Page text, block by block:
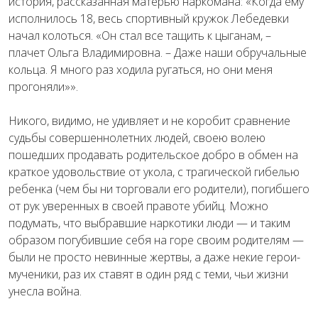
исполнилось 18, весь спортивный кружок Лебедевки
начал колоться. «Он стал все тащить к цыганам, –
плачет Ольга Владимировна. – Даже наши обручальные
кольца. Я много раз ходила ругаться, но они меня
прогоняли»».
Никого, видимо, не удивляет и не коробит сравнение
судьбы совершеннолетних людей, своею волею
пошедших продавать родительское добро в обмен на
краткое удовольствие от укола, с трагической гибелью
ребенка (чем бы ни торговали его родители), погибшего
от рук уверенных в своей правоте убийц. Можно
подумать, что выбравшие наркотики люди — и таким
образом погубившие себя на горе своим родителям —
были не просто невинные жертвы, а даже некие герои-
мученики, раз их ставят в один ряд с теми, чьи жизни
унесла война.